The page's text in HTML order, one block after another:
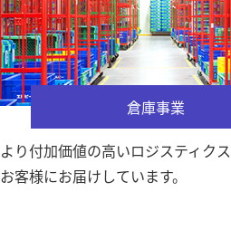
倉庫事業
より付加価値の高いロジスティク
お客様にお届けしています。